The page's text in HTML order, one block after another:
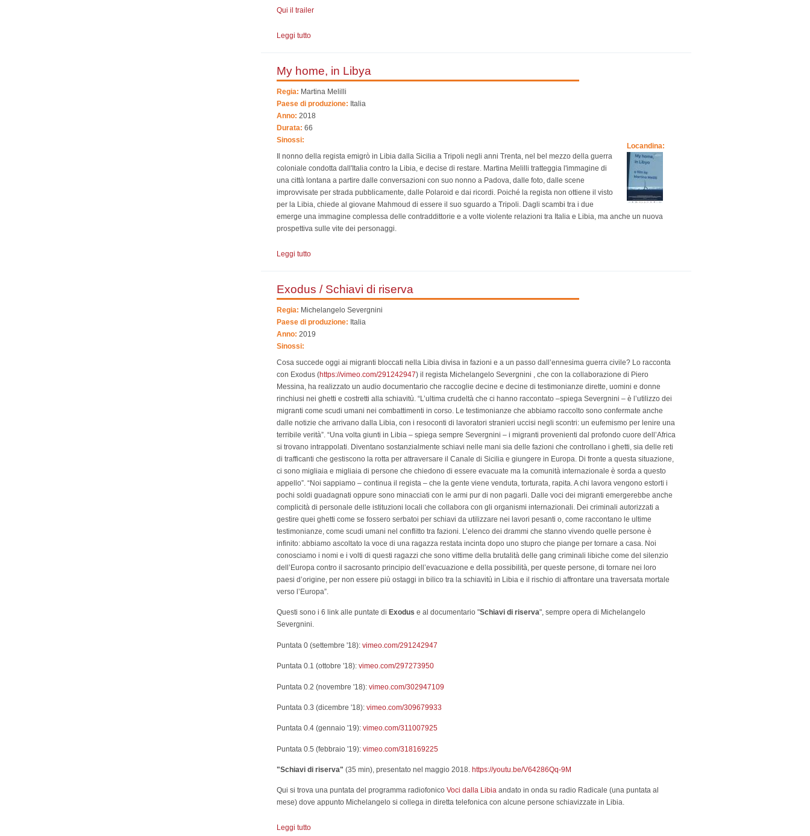
Qui il trailer
Leggi tutto
My home, in Libya
Regia: Martina Melilli
Paese di produzione: Italia
Anno: 2018
Durata: 66
Locandina:
Sinossi:
Il nonno della regista emigrò in Libia dalla Sicilia a Tripoli negli anni Trenta, nel bel mezzo della guerra
coloniale condotta dall'Italia contro la Libia, e decise di restare. Martina Melilli tratteggia l'immagine di
una città lontana a partire dalle conversazioni con suo nonno a Padova, dalle foto, dalle scene
improvvisate per strada pubblicamente, dalle Polaroid e dai ricordi. Poiché la regista non ottiene il visto
per la Libia, chiede al giovane Mahmoud di essere il suo sguardo a Tripoli. Dagli scambi tra i due
emerge una immagine complessa delle contraddittorie e a volte violente relazioni tra Italia e Libia, ma anche un nuova
prospettiva sulle vite dei personaggi.
Leggi tutto
Exodus / Schiavi di riserva
Regia: Michelangelo Severgnini
Paese di produzione: Italia
Anno: 2019
Sinossi:
Cosa succede oggi ai migranti bloccati nella Libia divisa in fazioni e a un passo dall’ennesima guerra civile? Lo racconta
con Exodus (https://vimeo.com/291242947) il regista Michelangelo Severgnini , che con la collaborazione di Piero
Messina, ha realizzato un audio documentario che raccoglie decine e decine di testimonianze dirette, uomini e donne
rinchiusi nei ghetti e costretti alla schiavitù. “L’ultima crudeltà che ci hanno raccontato –spiega Severgnini – è l’utilizzo dei
migranti come scudi umani nei combattimenti in corso. Le testimonianze che abbiamo raccolto sono confermate anche
dalle notizie che arrivano dalla Libia, con i resoconti di lavoratori stranieri uccisi negli scontri: un eufemismo per lenire una
terribile verità”. “Una volta giunti in Libia – spiega sempre Severgnini – i migranti provenienti dal profondo cuore dell’Africa
si trovano intrappolati. Diventano sostanzialmente schiavi nelle mani sia delle fazioni che controllano i ghetti, sia delle reti
di trafficanti che gestiscono la rotta per attraversare il Canale di Sicilia e giungere in Europa. Di fronte a questa situazione,
ci sono migliaia e migliaia di persone che chiedono di essere evacuate ma la comunità internazionale è sorda a questo
appello”. “Noi sappiamo – continua il regista – che la gente viene venduta, torturata, rapita. A chi lavora vengono estorti i
pochi soldi guadagnati oppure sono minacciati con le armi pur di non pagarli. Dalle voci dei migranti emergerebbe anche
complicità di personale delle istituzioni locali che collabora con gli organismi internazionali. Dei criminali autorizzati a
gestire quei ghetti come se fossero serbatoi per schiavi da utilizzare nei lavori pesanti o, come raccontano le ultime
testimonianze, come scudi umani nel conflitto tra fazioni. L’elenco dei drammi che stanno vivendo quelle persone è
infinito: abbiamo ascoltato la voce di una ragazza restata incinta dopo uno stupro che piange per tornare a casa. Noi
conosciamo i nomi e i volti di questi ragazzi che sono vittime della brutalità delle gang criminali libiche come del silenzio
dell’Europa contro il sacrosanto principio dell’evacuazione e della possibilità, per queste persone, di tornare nei loro
paesi d’origine, per non essere più ostaggi in bilico tra la schiavitù in Libia e il rischio di affrontare una traversata mortale
verso l’Europa”.
Questi sono i 6 link alle puntate di Exodus e al documentario "Schiavi di riserva", sempre opera di Michelangelo
Severgnini.
Puntata 0 (settembre '18): vimeo.com/291242947
Puntata 0.1 (ottobre '18): vimeo.com/297273950
Puntata 0.2 (novembre '18): vimeo.com/302947109
Puntata 0.3 (dicembre '18): vimeo.com/309679933
Puntata 0.4 (gennaio '19): vimeo.com/311007925
Puntata 0.5 (febbraio '19): vimeo.com/318169225
"Schiavi di riserva" (35 min), presentato nel maggio 2018. https://youtu.be/V64286Qq-9M
Qui si trova una puntata del programma radiofonico Voci dalla Libia andato in onda su radio Radicale (una puntata al
mese) dove appunto Michelangelo si collega in diretta telefonica con alcune persone schiavizzate in Libia.
Leggi tutto